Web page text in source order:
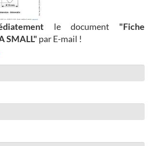
le document "Fiche
SMALL" par E-mail !